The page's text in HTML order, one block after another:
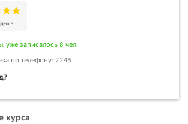
уже записалось 8 чел.
по телефону: 2245
курса